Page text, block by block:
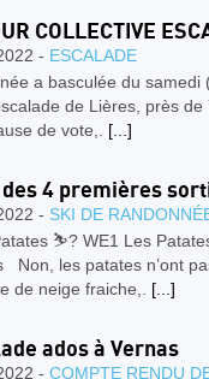
COLLECTIVE
- ESCALADE
a basculée du
de Lières, près
de vote,. [...]
des 4 premières
- SKI DE
⛷? WE1 Les
Non, les patates n’ont
de neige fraiche,. [...]
ados à Vernas
- COMPTE RENDU